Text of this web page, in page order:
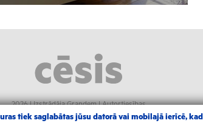
2026 |Izstrādāja Grandem|Autortiesības
tiek saglabātas jūsu datorā vai mobilajā ierīcē,